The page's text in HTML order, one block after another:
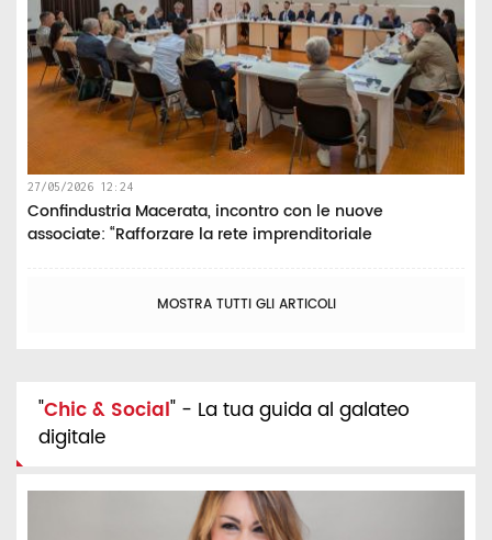
27/05/2026 12:24
Confindustria Macerata, incontro con le nuove
associate: “Rafforzare la rete imprenditoriale
MOSTRA TUTTI GLI ARTICOLI
"Chic & Social" - La tua guida al galateo
digitale